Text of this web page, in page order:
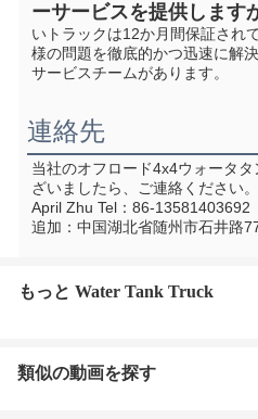
ーサービスを提供します
いトラックは12か月間保証され
様の問題を徹底的かつ迅速に解
サービスチームがあります。
連絡先
当社のオフロード4x4ウォータ
ざいましたら、ご連絡ください。
April Zhu Tel：86-13581403692
追加：中国湖北省随州市石井路
もっと Water Tank Truck
類似の動画を探す